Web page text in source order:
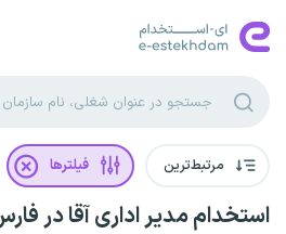
مرتبط‌ترین فیلترها
استخدام مدیر اداری آقا در